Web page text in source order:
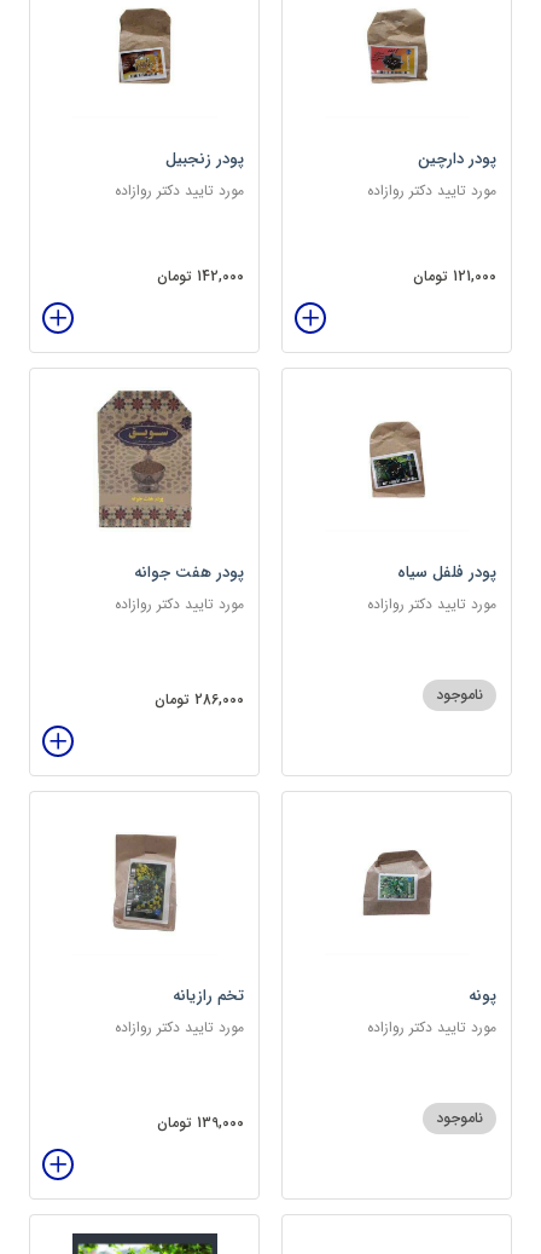
پودر دارچین
مورد تایید دکتر روازاده
121,000 تومان
پودر زنجبیل
مورد تایید دکتر روازاده
142,000 تومان
پودر فلفل سیاه
مورد تایید دکتر روازاده
ناموجود
پودر هفت جوانه
مورد تایید دکتر روازاده
286,000 تومان
پونه
مورد تایید دکتر روازاده
ناموجود
تخم رازیانه
مورد تایید دکتر روازاده
139,000 تومان